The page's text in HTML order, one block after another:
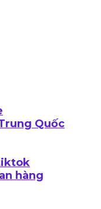
Quốc
hàng